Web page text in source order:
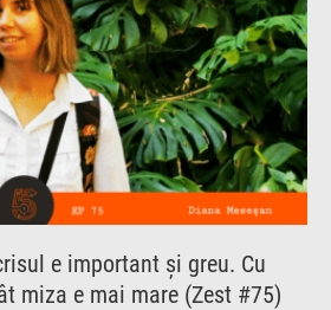
e important și greu. Cu
miza e mai mare (Zest #75)